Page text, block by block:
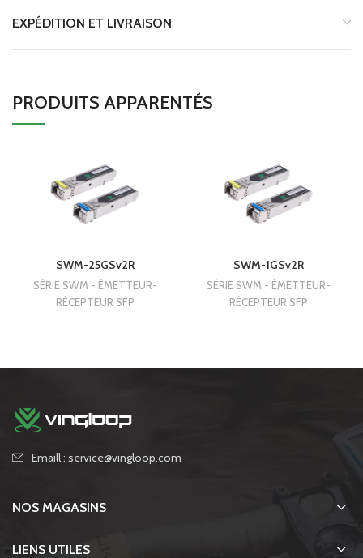
EXPÉDITION ET LIVRAISON
PRODUITS APPARENTÉS
SWM-25GSv2R
SÉRIE SWM - ÉMETTEUR-
RÉCEPTEUR SFP
SWM-1GSv2R
SÉRIE SWM - ÉMETTEUR-
RÉCEPTEUR SFP
Emaill : service@vingloop.com
NOS MAGASINS
LIENS UTILES